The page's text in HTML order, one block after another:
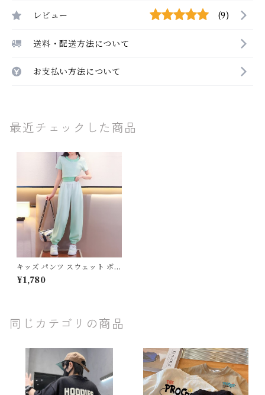
レビュー (9)
送料・配送方法について
お支払い方法について
最近チェックした商品
キッズ パンツ スウェット ボト
ムス ワイド ウエストゴム ポケ
ット スポーティー 子ども服 男
150 160cm
¥1,780
同じカテゴリの商品